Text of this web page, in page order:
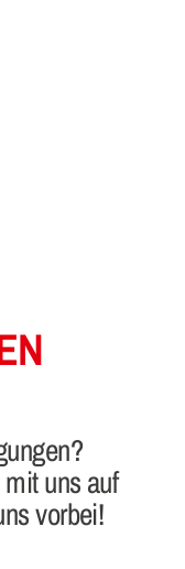
uns auf
vorbei!